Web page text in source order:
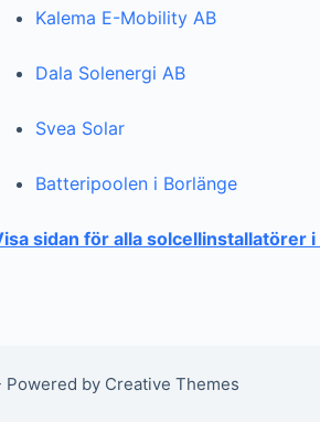
Kalema E-Mobility AB
Dala Solenergi AB
Svea Solar
Batteripoolen i Borlänge
sidan för alla solcellinstallatörer i
by Creative Themes